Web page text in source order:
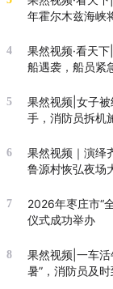
年霍尔木兹海峡
4
果然视频·看天
船遇袭，船员紧
5
果然视频|女子被
手，消防员拆机
6
果然视频｜演绎
鲁源村恢弘夜场
7
2026年枣庄市“
仪式成功举办
8
果然视频|一车活
暑”，消防员及